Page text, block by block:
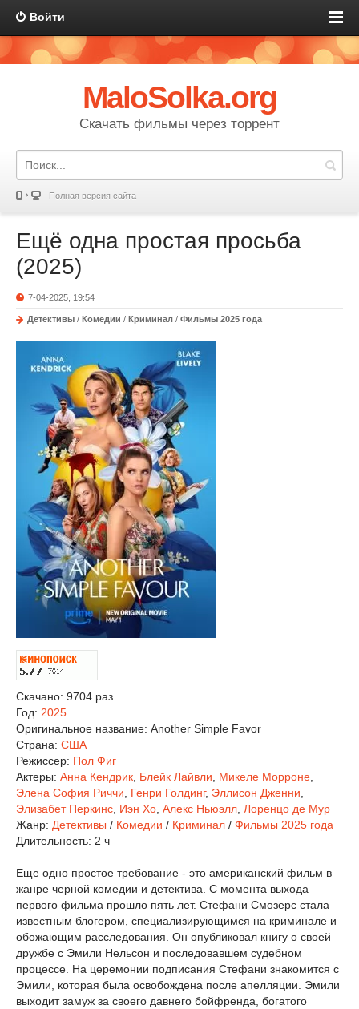
Войти
MaloSolka.org
Скачать фильмы через торрент
Полная версия сайта
Ещё одна простая просьба
(2025)
7-04-2025, 19:54
Детективы / Комедии / Криминал / Фильмы 2025 года
Скачано: 9704 раз
Год: 2025
Оригинальное название: Another Simple Favor
Страна: США
Режиссер: Пол Фиг
Актеры: Анна Кендрик Блейк Лайвли Микеле Морроне
Элена София Риччи
Генри Голдинг, Эллисон Дженни
Элизабет Перкинс Иэн Хо Алекс Ньюэлл Лоренцо де Мур
Жанр: Детективы / Комедии / Криминал / Фильмы 2025 года
Длительность: 2 ч
Еще одно простое требование - это американский фильм в
жанре черной комедии и детектива. С момента выхода
первого фильма прошло пять лет. Стефани Смозерс стала
известным блогером, специализирующимся на криминале и
обожающим расследования. Он опубликовал книгу о своей
дружбе с Эмили Нельсон и последовавшем судебном
процессе. На церемонии подписания Стефани знакомится с
Эмили, которая была освобождена после апелляции. Эмили
выходит замуж за своего давнего бойфренда, богатого